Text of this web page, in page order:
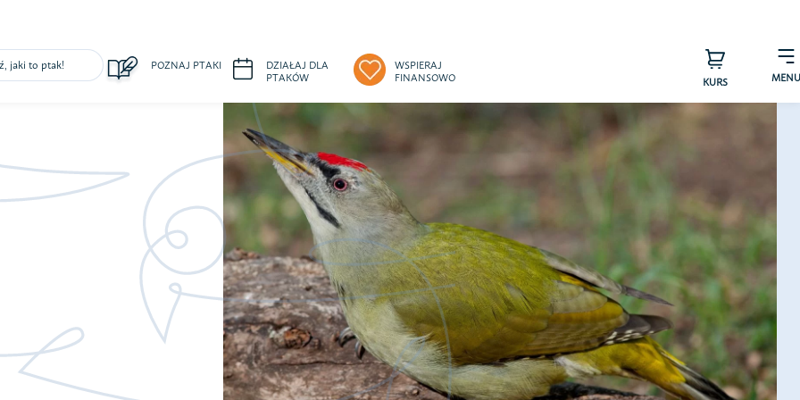
jaki to ptak! POZNAJ PTAKI
DZIAŁAJ DLA
PTAKÓW
WSPIERAJ
FINANSOWO
KURS
dla ptaków
ptakom –
do klubu
biznes
Wspieraj finansowo
Pomoc ptakom – strona
darowizny
Przekaż 1,5%
Sprawdź efekty wsparcia
Poznaj nas – zespół
Jestem na pTAK!
Zespół
Wizja i cele
Nasze akcje
Partnerzy i Przyjaciele
Kontakt
Statut Stowarzyszenia
Sprawdź efekty